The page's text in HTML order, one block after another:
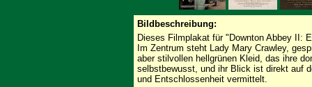
Bildbeschreibung:
Dieses Filmplakat für "Downton Abbey II:
Im Zentrum steht Lady Mary Crawley,
aber stilvollen hellgrünen Kleid, das ihre
selbstbewusst, und ihr Blick ist direkt auf
und Entschlossenheit vermittelt.